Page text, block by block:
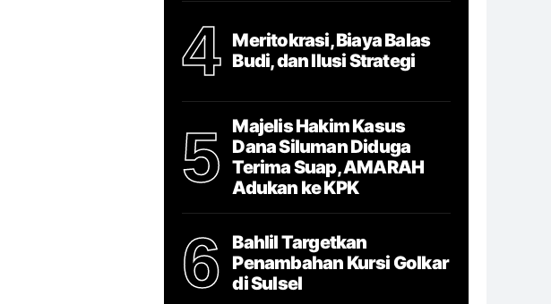
4
Meritokrasi, Biaya Balas
Budi, dan Ilusi Strategi
5
Majelis Hakim Kasus
Dana Siluman Diduga
Terima Suap, AMARAH
Adukan ke KPK
6
Bahlil Targetkan
Penambahan Kursi Golkar
di Sulsel